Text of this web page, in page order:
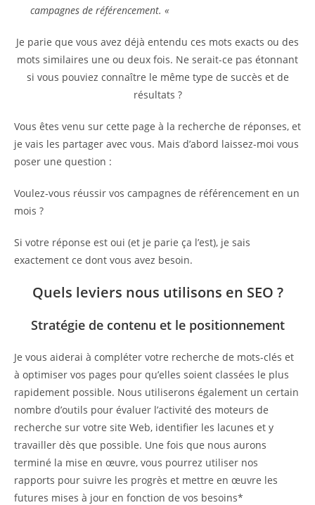
campagnes de référencement. «
Je parie que vous avez déjà entendu ces mots exacts ou des
mots similaires une ou deux fois. Ne serait-ce pas étonnant
si vous pouviez connaître le même type de succès et de
résultats ?
Vous êtes venu sur cette page à la recherche de réponses, et
je vais les partager avec vous. Mais d’abord laissez-moi vous
poser une question :
Voulez-vous réussir vos campagnes de référencement en un
mois ?
Si votre réponse est oui (et je parie ça l’est), je sais
exactement ce dont vous avez besoin.
Quels leviers nous utilisons en SEO ?
Stratégie de contenu et le positionnement
Je vous aiderai à compléter votre recherche de mots-clés et
à optimiser vos pages pour qu’elles soient classées le plus
rapidement possible. Nous utiliserons également un certain
nombre d’outils pour évaluer l’activité des moteurs de
recherche sur votre site Web, identifier les lacunes et y
travailler dès que possible. Une fois que nous aurons
terminé la mise en œuvre, vous pourrez utiliser nos
rapports pour suivre les progrès et mettre en œuvre les
futures mises à jour en fonction de vos besoins*